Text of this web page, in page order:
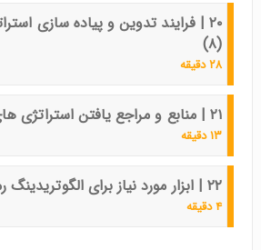
۲۰ | فرایند تدوین و پیاده سازی
(۸)
۲۸ دقیقه
۲۱ | منابع و مراجع یافتن استراتژی های کوانت
۱۳ دقیقه
۲۲ | ابزار مورد نیاز برای الگوتریدینگ رمزارزها
۴ دقیقه